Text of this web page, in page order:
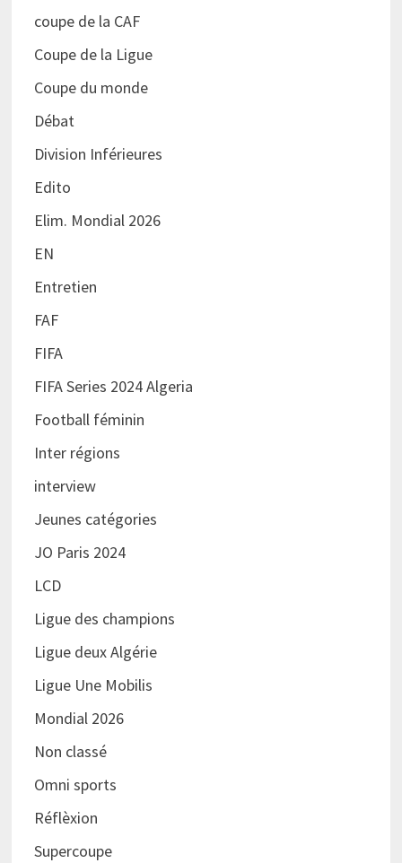
coupe de la CAF
Coupe de la Ligue
Coupe du monde
Débat
Division Inférieures
Edito
Elim. Mondial 2026
EN
Entretien
FAF
FIFA
FIFA Series 2024 Algeria
Football féminin
Inter régions
interview
Jeunes catégories
JO Paris 2024
LCD
Ligue des champions
Ligue deux Algérie
Ligue Une Mobilis
Mondial 2026
Non classé
Omni sports
Réflèxion
Supercoupe